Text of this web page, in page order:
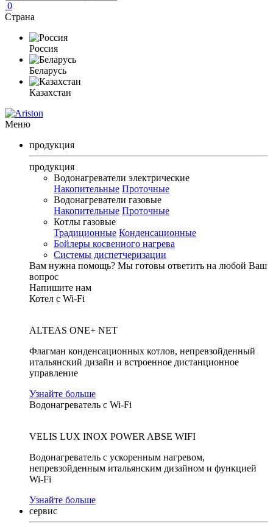
0
Страна
Россия
Беларусь
Казахстан
Меню
продукция
продукция
Водонагреватели электрические
Накопительные Проточные
Водонагреватели газовые
Накопительные Проточные
Котлы газовые
Традиционные Конденсационные
Бойлеры косвенного нагрева
Системы диспетчеризации
Вам нужна помощь? Мы готовы ответить на любой Ваш
вопрос
Напишите нам
Котел с Wi-Fi
ALTEAS ONE+ NET
Флагман конденсационных котлов, непревзойденный
итальянский дизайн и встроенное дистанционное
управление
Узнайте больше
Водонагреватель с Wi-Fi
VELIS LUX INOX POWER ABSE WIFI
Водонагреватель с ускоренным нагревом,
непревзойденным итальянским дизайном и функцией
Wi-Fi
Узнайте больше
сервис